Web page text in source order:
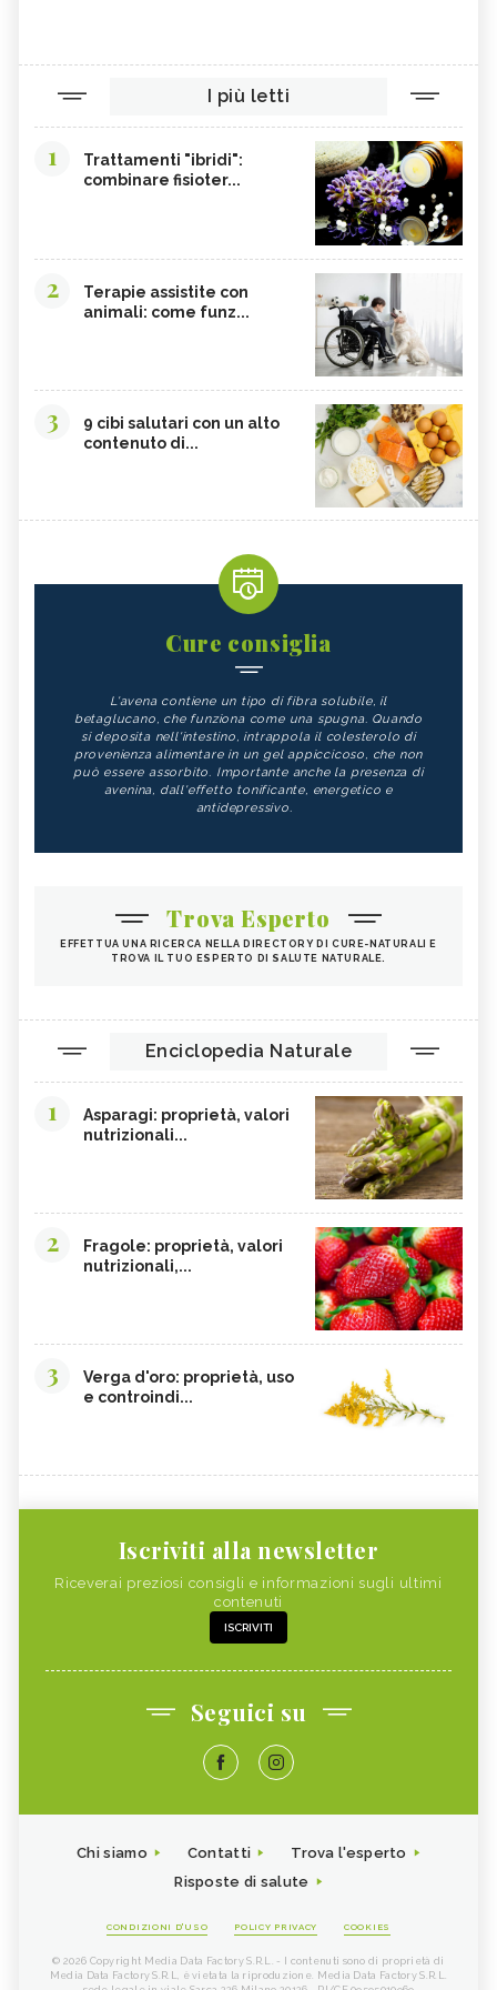
MOUNTAIN DEVIL, IL FIORE
AUSTRALIANO
MONGA WARATAH, IL FIORE
AUSTRALIANO
KAPOK BUSH, IL FIORE
AUSTRALIANO
AUSTRALIANO
AUSTRALIANO
GYMEA LILY, IL FIORE
AUSTRALIANO
FRESHWATER MANGROVE, IL FIORE
AUSTRALIANO
BANKSIA ROBUR, IL FIORE
AUSTRALIANO
I più letti
1
Trattamenti "ibridi":
combinare fisioter...
2
Terapie assistite con
animali: come funz...
3
9 cibi salutari con un alto
contenuto di...
Cure consiglia
L'avena contiene un tipo di fibra solubile, il
betaglucano, che funziona come una spugna. Quando
si deposita nell'intestino, intrappola il colesterolo di
provenienza alimentare in un gel appiccicoso, che non
può essere assorbito. Importante anche la presenza di
avenina, dall'effetto tonificante, energetico e
antidepressivo.
Trova Esperto
EFFETTUA UNA RICERCA NELLA DIRECTORY DI CURE-NATURALI E
TROVA IL TUO ESPERTO DI SALUTE NATURALE.
Enciclopedia Naturale
1
Asparagi: proprietà, valori
nutrizionali...
2
Fragole: proprietà, valori
nutrizionali,...
3
Verga d'oro: proprietà, uso
e controindi...
Iscriviti alla newsletter
Riceverai preziosi consigli e informazioni sugli ultimi
contenuti
ISCRIVITI
Seguici su
Chi siamo Contatti
Trova l'esperto
Risposte di salute
CONDIZIONI D'USO POLICY PRIVACY COOKIES
© 2026 Copyright Media Data Factory S.R.L. - I contenuti sono di proprietà di
Media Data Factory S.R.L, è vietata la riproduzione. Media Data Factory S.R.L.